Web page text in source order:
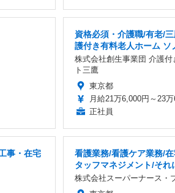
資格必須・介護職/有老/
護付き有料老人ホーム ソ
株式会社創生事業団 介護
ト三鷹
東京都
月給21万6,000円～23
正社員
事・在宅
看護業務/看護ケア業務/
タッフマネジメント/そ
株式会社スーパーナース・